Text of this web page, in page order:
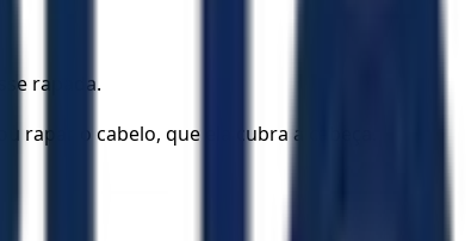
rapada.
rapar o cabelo, que ela cubra a cabeça.